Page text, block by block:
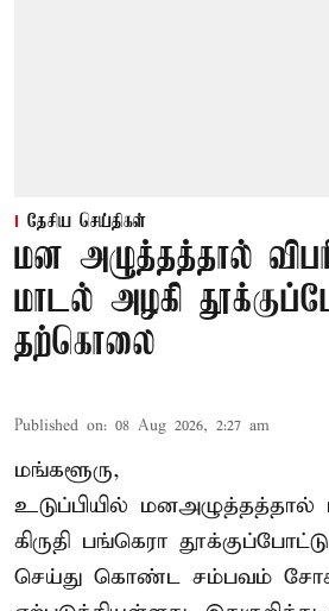
தேசிய செய்திகள்
மன அழுத்தத்தால்
மாடல் அழகி
தற்கொலை
Published on: 08 Aug 2026, 2:27 am
மங்களூரு,
உடுப்பியில் மனஅழுத்தத்தால்
கிருதி பங்கெரா
செய்து கொண்ட சம்பவம்